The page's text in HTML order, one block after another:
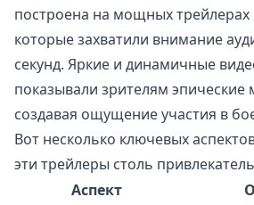
построена на мощных трейлерах
которые захватили внимание
секунд. Яркие и динамичные
показывали зрителям
создавая ощущение участия в
Вот несколько ключевых
эти трейлеры столь
Аспект